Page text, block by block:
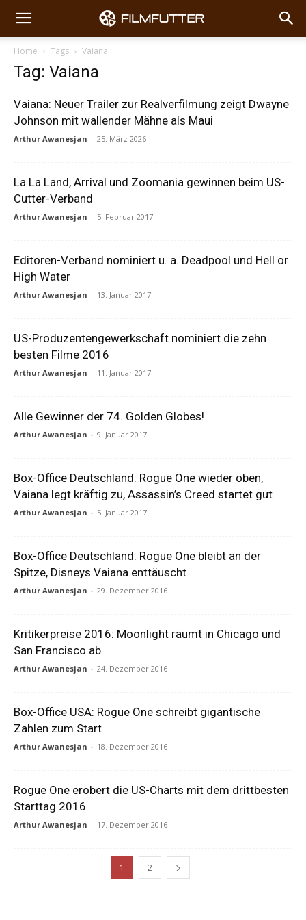
Home Tags Vaiana
Tag: Vaiana
Vaiana: Neuer Trailer zur Realverfilmung zeigt Dwayne
Johnson mit wallender Mähne als Maui
Arthur Awanesjan - 25. März 2026
La La Land, Arrival und Zoomania gewinnen beim US-
Cutter-Verband
Arthur Awanesjan - 5. Februar 2017
Editoren-Verband nominiert u. a. Deadpool und Hell or
High Water
Arthur Awanesjan - 13. Januar 2017
US-Produzentengewerkschaft nominiert die zehn
besten Filme 2016
Arthur Awanesjan - 11. Januar 2017
Alle Gewinner der 74. Golden Globes!
Arthur Awanesjan - 9. Januar 2017
Box-Office Deutschland: Rogue One wieder oben,
Vaiana legt kräftig zu, Assassin’s Creed startet gut
Arthur Awanesjan - 5. Januar 2017
Box-Office Deutschland: Rogue One bleibt an der
Spitze, Disneys Vaiana enttäuscht
Arthur Awanesjan - 29. Dezember 2016
Kritikerpreise 2016: Moonlight räumt in Chicago und
San Francisco ab
Arthur Awanesjan - 24. Dezember 2016
Box-Office USA: Rogue One schreibt gigantische
Zahlen zum Start
Arthur Awanesjan - 18. Dezember 2016
Rogue One erobert die US-Charts mit dem drittbesten
Starttag 2016
Arthur Awanesjan - 17. Dezember 2016
1 2